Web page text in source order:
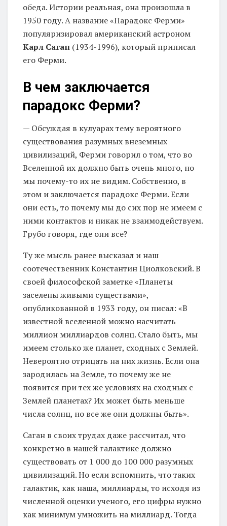
обеда. Истории реальная, она произошла в
1950 году. А название «Парадокс Ферми»
популяризировал американский астроном
Карл Саган (1934-1996), который приписал
его Ферми.
В чем заключается
парадокс Ферми?
— Обсуждая в кулуарах тему вероятного
существования разумных внеземных
цивилизаций, Ферми говорил о том, что во
Вселенной их должно быть очень много, но
мы почему-то их не видим. Собственно, в
этом и заключается парадокс Ферми. Если
они есть, то почему мы до сих пор не имеем с
ними контактов и никак не взаимодействуем.
Грубо говоря, где они все?
Ту же мысль ранее высказал и наш
соотечественник Константин Циолковский. В
своей философской заметке «Планеты
заселены живыми существами»,
опубликованной в 1933 году, он писал: «В
известной вселенной можно насчитать
миллион миллиардов солнц. Стало быть, мы
имеем столько же планет, сходных с Землей.
Невероятно отрицать на них жизнь. Если она
зародилась на Земле, то почему же не
появится при тех же условиях на сходных с
Землей планетах? Их может быть меньше
числа солнц, но все же они должны быть».
Саган в своих трудах даже рассчитал, что
конкретно в нашей галактике должно
существовать от 1 000 до 100 000 разумных
цивилизаций. Но если вспомнить, что таких
галактик, как наша, миллиарды, то исходя из
численной оценки ученого, его цифры нужно
как минимум умножить на миллиард. Тогда